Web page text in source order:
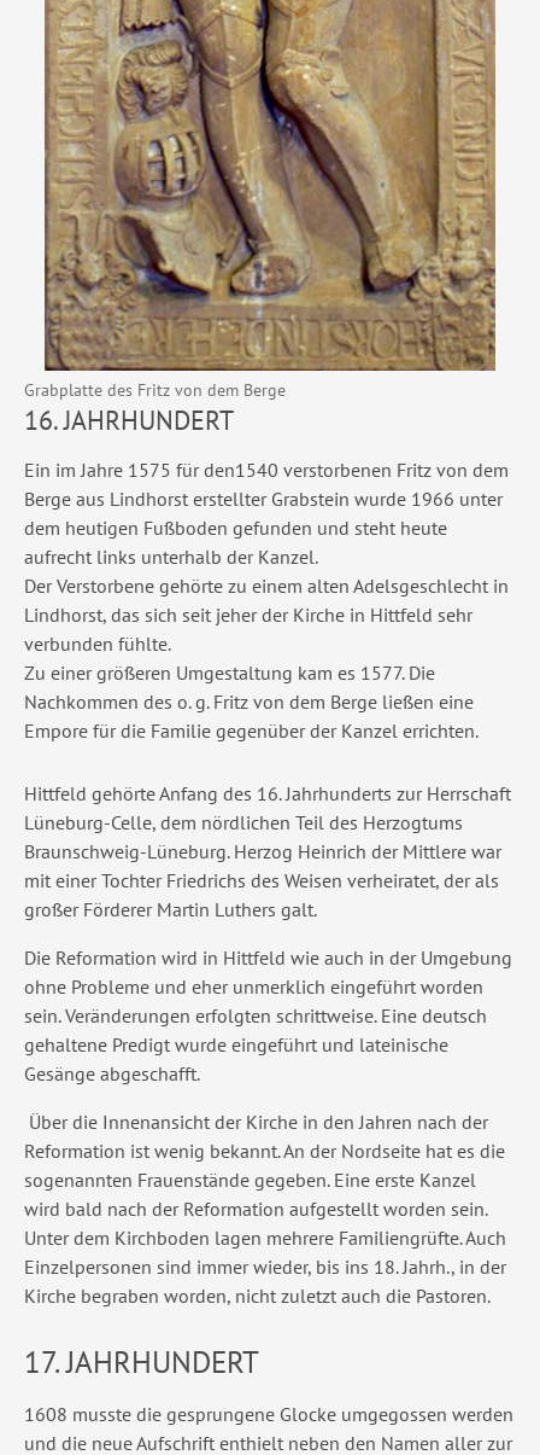
Grabplatte des Fritz von dem Berge
16. JAHRHUNDERT
Ein im Jahre 1575 für den1540 verstorbenen Fritz von dem
Berge aus Lindhorst erstellter Grabstein wurde 1966 unter
dem heutigen Fußboden gefunden und steht heute
aufrecht links unterhalb der Kanzel.
Der Verstorbene gehörte zu einem alten Adelsgeschlecht in
Lindhorst, das sich seit jeher der Kirche in Hittfeld sehr
verbunden fühlte.
Zu einer größeren Umgestaltung kam es 1577. Die
Nachkommen des o. g. Fritz von dem Berge ließen eine
Empore für die Familie gegenüber der Kanzel errichten.
Hittfeld gehörte Anfang des 16. Jahrhunderts zur Herrschaft
Lüneburg-Celle, dem nördlichen Teil des Herzogtums
Braunschweig-Lüneburg. Herzog Heinrich der Mittlere war
mit einer Tochter Friedrichs des Weisen verheiratet, der als
großer Förderer Martin Luthers galt.
Die Reformation wird in Hittfeld wie auch in der Umgebung
ohne Probleme und eher unmerklich eingeführt worden
sein. Veränderungen erfolgten schrittweise. Eine deutsch
gehaltene Predigt wurde eingeführt und lateinische
Gesänge abgeschafft.
Über die Innenansicht der Kirche in den Jahren nach der
Reformation ist wenig bekannt. An der Nordseite hat es die
sogenannten Frauenstände gegeben. Eine erste Kanzel
wird bald nach der Reformation aufgestellt worden sein.
Unter dem Kirchboden lagen mehrere Familiengrüfte. Auch
Einzelpersonen sind immer wieder, bis ins 18. Jahrh., in der
Kirche begraben worden, nicht zuletzt auch die Pastoren.
17. JAHRHUNDERT
1608 musste die gesprungene Glocke umgegossen werden
und die neue Aufschrift enthielt neben den Namen aller zur